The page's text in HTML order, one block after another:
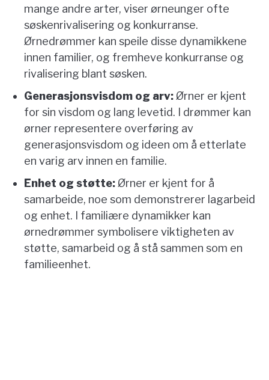
mange andre arter, viser ørneunger ofte
søskenrivalisering og konkurranse.
Ørnedrømmer kan speile disse dynamikkene
innen familier, og fremheve konkurranse og
rivalisering blant søsken.
Generasjonsvisdom og arv:Ørner er kjent
for sin visdom og lang levetid. I drømmer kan
ørner representere overføring av
generasjonsvisdom og ideen om å etterlate
en varig arv innen en familie.
Enhet og støtte:Ørner er kjent for å
samarbeide, noe som demonstrerer lagarbeid
og enhet. I familiære dynamikker kan
ørnedrømmer symbolisere viktigheten av
støtte, samarbeid og å stå sammen som en
familieenhet.